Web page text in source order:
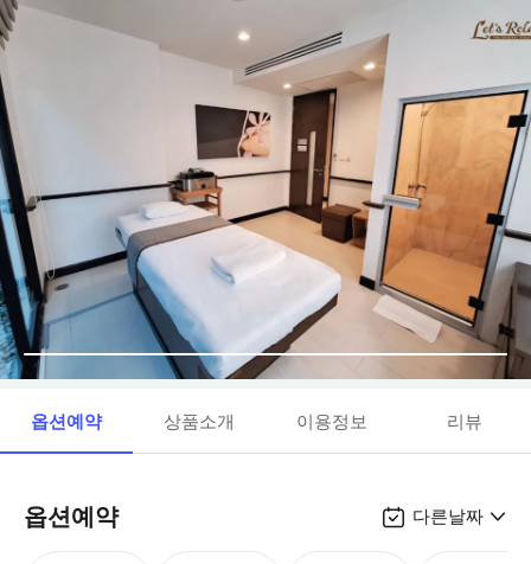
옵션예약 상품소개 이용정보 리뷰
옵션예약 다른날짜